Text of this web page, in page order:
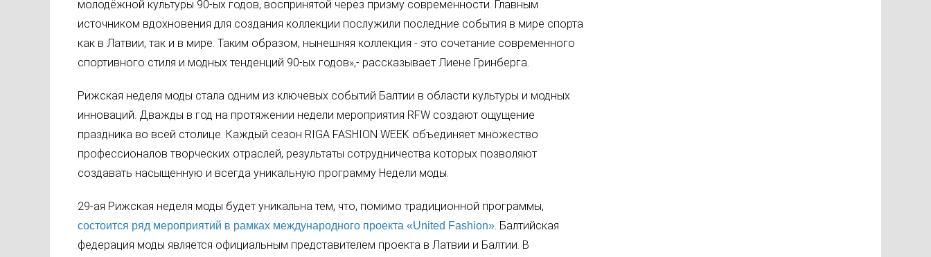
молодёжной культуры 90-ых годов, воспринятой через призму современности. Главным
источником вдохновения для создания коллекции послужили последние события в мире спорта
как в Латвии, так и в мире. Таким образом, нынешняя коллекция - это сочетание современного
спортивного стиля и модных тенденций 90-ых годов»,- рассказывает Лиене Гринберга.
Рижская неделя моды стала одним из ключевых событий Балтии в области культуры и модных
инноваций. Дважды в год на протяжении недели мероприятия RFW создают ощущение
праздника во всей столице. Каждый сезон RIGA FASHION WEEK объединяет множество
профессионалов творческих отраслей, результаты сотрудничества которых позволяют
создавать насыщенную и всегда уникальную программу Недели моды.
29-ая Рижская неделя моды будет уникальна тем, что, помимо традиционной программы,
состоится ряд мероприятий в рамках международного проекта «United Fashion». Балтийская
федерация моды является официальным представителем проекта в Латвии и Балтии. В